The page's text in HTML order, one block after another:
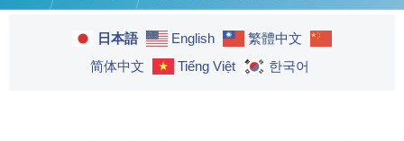
日本語 English
繁體中文
简体中文
Tiếng Việt 한국어